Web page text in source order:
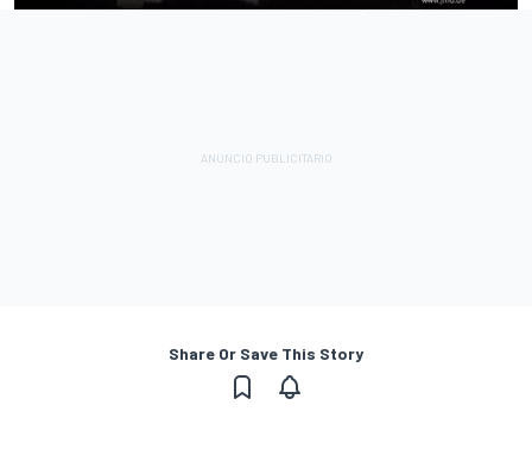
Share Or Save This Story